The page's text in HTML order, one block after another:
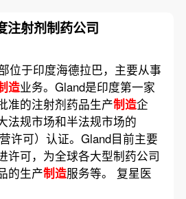
注射剂制药公司
位于印度海德拉巴，主要从事
造业务。Gland是印度第一家
准的注射剂药品生产制造企
法规市场和半法规市场的
许可）认证。Gland目前主要
许可，为全球各大型制药公司
的生产制造服务等。 复星医